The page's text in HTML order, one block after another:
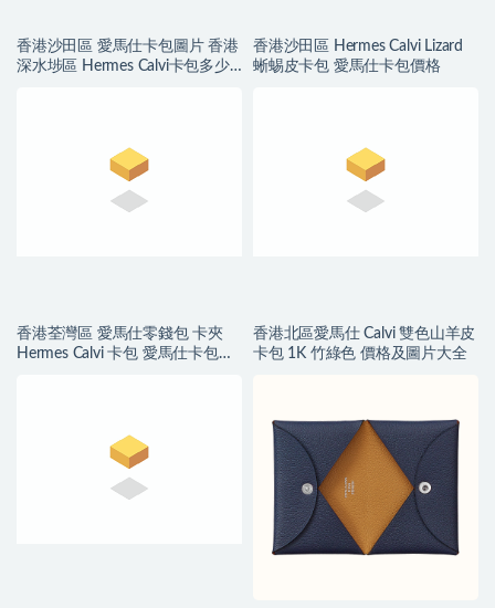
香港沙田區 愛馬仕卡包圖片 香港
深水埗區 Hermes Calvi卡包多少
香港沙田區 Hermes Calvi Lizard
蜥蜴皮卡包 愛馬仕卡包價格
香港荃灣區 愛馬仕零錢包 卡夾
Hermes Calvi 卡包 愛馬仕卡包價
香港北區愛馬仕 Calvi 雙色山羊皮
卡包 1K 竹綠色 價格及圖片大全